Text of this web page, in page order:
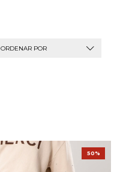
ORDENAR POR
50%